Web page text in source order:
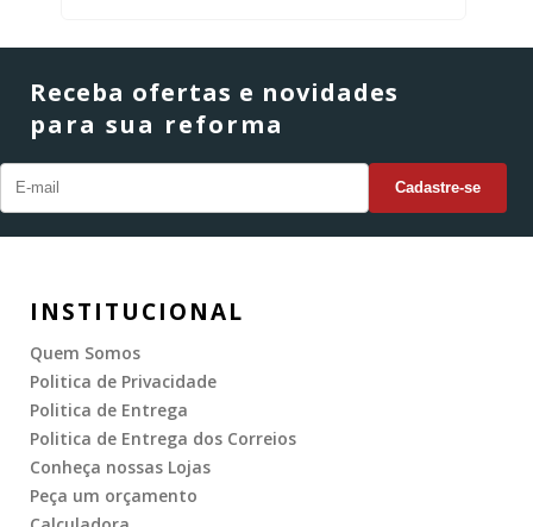
Receba ofertas e novidades
para sua reforma
INSTITUCIONAL
Quem Somos
Politica de Privacidade
Politica de Entrega
Politica de Entrega dos Correios
Conheça nossas Lojas
Peça um orçamento